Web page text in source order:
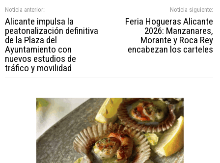
Noticia anterior:
Alicante impulsa la
peatonalización definitiva
de la Plaza del
Ayuntamiento con
nuevos estudios de
tráfico y movilidad
Noticia siguiente:
Feria Hogueras Alicante
2026: Manzanares,
Morante y Roca Rey
encabezan los carteles